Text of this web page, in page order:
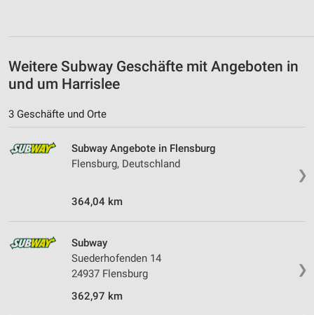
Weitere Subway Geschäfte mit Angeboten in
und um Harrislee
3 Geschäfte und Orte
❯
Subway Angebote in Flensburg
Flensburg, Deutschland
364,04 km
❯
Subway
Suederhofenden 14
24937 Flensburg
362,97 km